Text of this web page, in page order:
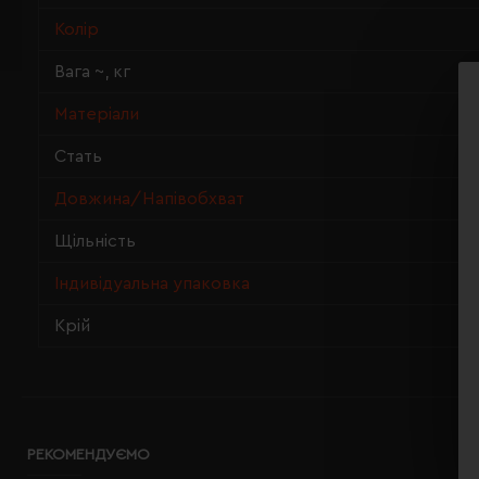
Колір
Вага ~, кг
Матеріали
Стать
Довжина/Напівобхват
Щільність
Індивідуальна упаковка
Крій
РЕКОМЕНДУЄМО